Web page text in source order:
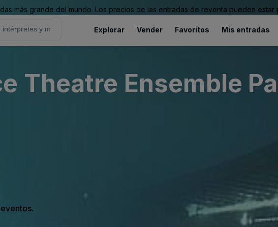
más grande del mundo. Los precios de las entradas de reventa pueden
Explorar Vender Favoritos Mis entradas
Theatre Ensemble